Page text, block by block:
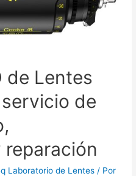
de Lentes
de
Laboratorio de Lentes / Por